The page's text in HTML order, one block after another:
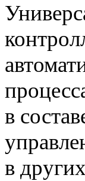
в
в